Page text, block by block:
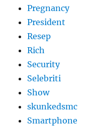
Pregnancy
President
Resep
Rich
Security
Selebriti
Show
skunkedsmc
Smartphone